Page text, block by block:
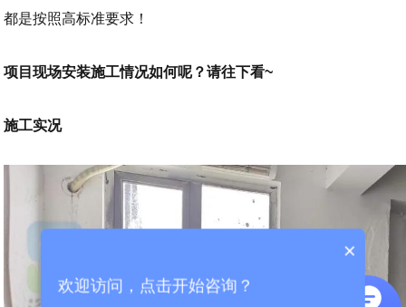
都是按照高标准要求！
项目现场安装施工情况如何呢？请往下看~
施工实况
×
欢迎访问，点击开始咨询？